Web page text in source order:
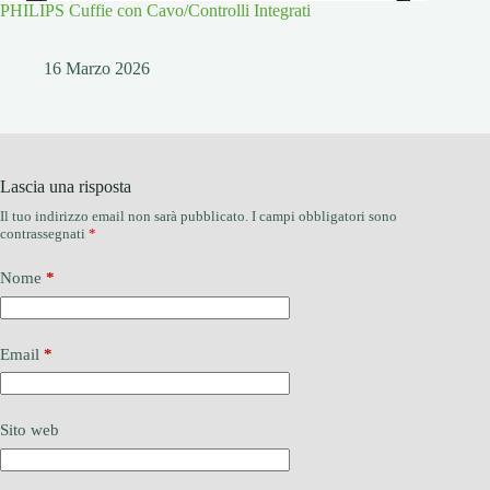
PHILIPS Cuffie con Cavo/Controlli Integrati
16 Marzo 2026
Lascia una risposta
Il tuo indirizzo email non sarà pubblicato. I campi obbligatori sono
contrassegnati *
Nome *
Email *
Sito web